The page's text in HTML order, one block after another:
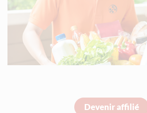
Devenir affilié